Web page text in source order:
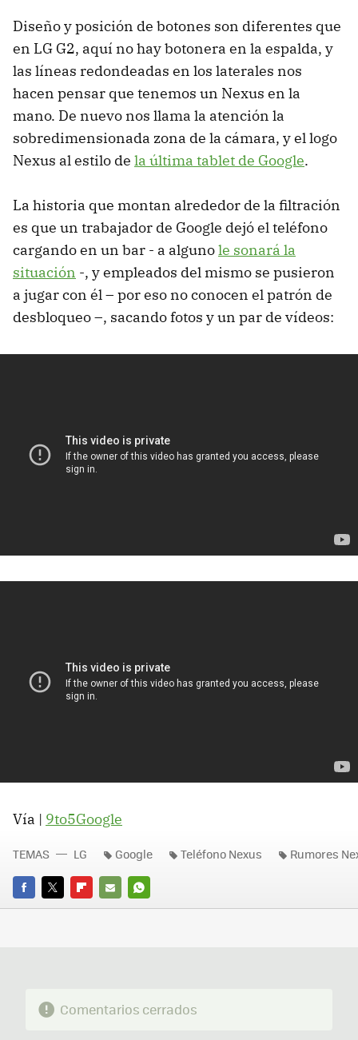
Diseño y posición de botones son diferentes que
en LG G2, aquí no hay botonera en la espalda, y
las líneas redondeadas en los laterales nos
hacen pensar que tenemos un Nexus en la
mano. De nuevo nos llama la atención la
sobredimensionada zona de la cámara, y el logo
Nexus al estilo de la última tablet de Google.
La historia que montan alrededor de la filtración
es que un trabajador de Google dejó el teléfono
cargando en un bar - a algunole sonará la
situación -, y empleados del mismo se pusieron
a jugar con él – por eso no conocen el patrón de
desbloqueo –, sacando fotos y un par de vídeos:
Vía | 9to5Google
FACEBOOK
TWITTERFLIPBOARD
E-
WHATSAPP
TEMAS LG Google Teléfono Nexus Rumores
Comentarios cerrados